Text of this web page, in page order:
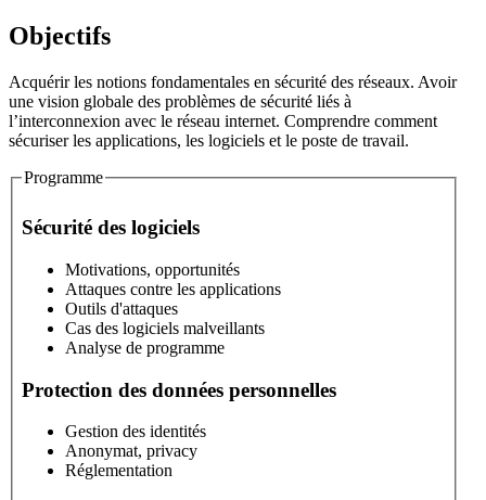
Objectifs
Acquérir les notions fondamentales en sécurité des réseaux. Avoir
une vision globale des problèmes de sécurité liés à
l’interconnexion avec le réseau internet. Comprendre comment
sécuriser les applications, les logiciels et le poste de travail.
Programme
Sécurité des logiciels
Motivations, opportunités
Attaques contre les applications
Outils d'attaques
Cas des logiciels malveillants
Analyse de programme
Protection des données personnelles
Gestion des identités
Anonymat, privacy
Réglementation